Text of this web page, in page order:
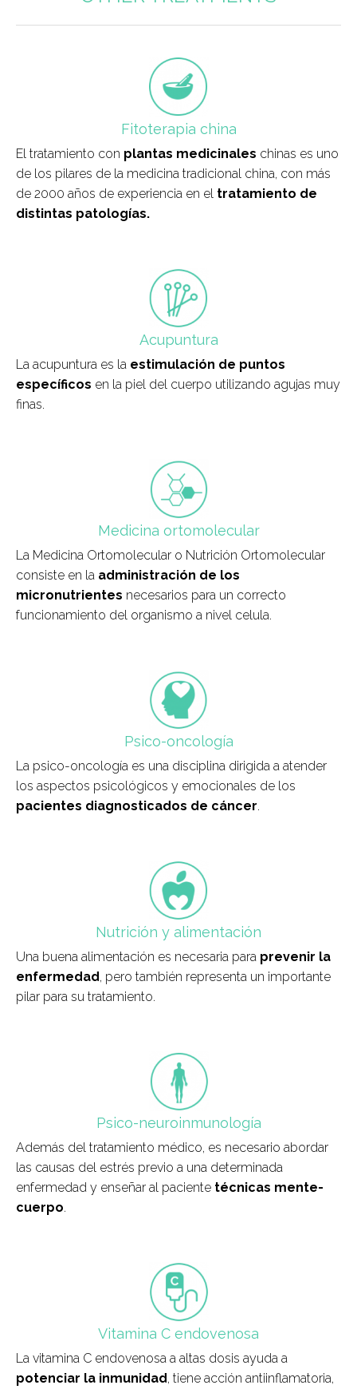
field_icono_tratamiento
Fitoterapia china
El tratamiento con plantas medicinales chinas es uno
de los pilares de la medicina tradicional china, con más
de 2000 años de experiencia en el tratamiento de
distintas patologías.
field_icono_tratamiento
Acupuntura
La acupuntura es la estimulación de puntos
específicos en la piel del cuerpo utilizando agujas muy
finas.
field_icono_tratamiento
Medicina ortomolecular
La Medicina Ortomolecular o Nutrición Ortomolecular
consiste en la administración de los
micronutrientes necesarios para un correcto
funcionamiento del organismo a nivel celula.
field_icono_tratamiento
Psico-oncología
La psico-oncología es una disciplina dirigida a atender
los aspectos psicológicos y emocionales de los
pacientes diagnosticados de cáncer.
field_icono_tratamiento
Nutrición y alimentación
Una buena alimentación es necesaria para prevenir la
enfermedad, pero también representa un importante
pilar para su tratamiento.
field_icono_tratamiento
Psico-neuroinmunología
Además del tratamiento médico, es necesario abordar
las causas del estrés previo a una determinada
enfermedad y enseñar al paciente técnicas mente-
cuerpo.
field_icono_tratamiento
Vitamina C endovenosa
La vitamina C endovenosa a altas dosis ayuda a
potenciar la inmunidad, tiene acción antiinflamatoria,